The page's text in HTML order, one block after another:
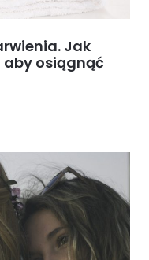
Jak
osiągnąć